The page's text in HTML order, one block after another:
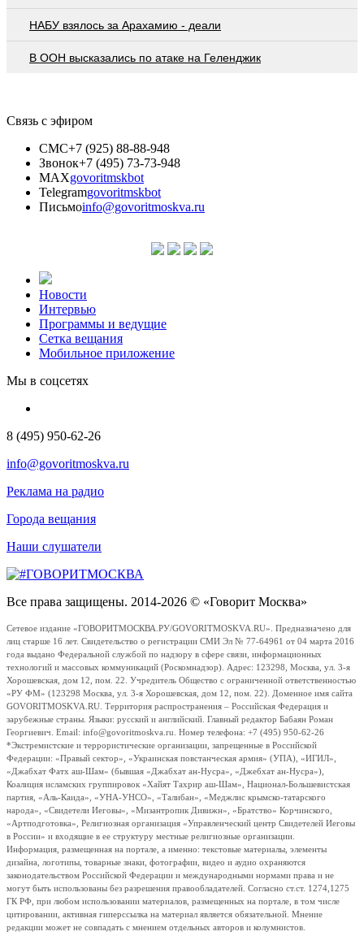
НАБУ взялось за Арахамию - деали
В ООН высказались по атаке на Геленджик
Связь с эфиром
СМС+7 (925) 88-88-948
Звонок+7 (495) 73-73-948
MAXgovoritmskbot
Telegramgovoritmskbot
Письмоinfo@govoritmoskva.ru
Новости
Интервью
Программы и ведущие
Сетка вещания
Мобильное приложение
Мы в соцсетях
8 (495) 950-62-26
info@govoritmoskva.ru
Реклама на радио
Города вещания
Наши слушатели
Все права защищены. 2014-2026 © «Говорит Москва»
Сетевое издание «ГОВОРИТМОСКВА.РУ/GOVORITMOSKVA.RU». Предназначено для
лиц старше 16 лет. Свидетельство о регистрации СМИ Эл № 77-64961 от 04 марта 2016
года выдано Федеральной службой по надзору в сфере связи, информационных
технологий и массовых коммуникаций (Роскомнадзор). Адрес: 123298, Москва, ул. 3-я
Хорошевская, дом 12, пом. 22. Учредитель Общество с ограниченной ответственностью
«РУ ФМ» (123298 Москва, ул. 3-я Хорошевская, дом 12, пом. 22). Доменное имя сайта
GOVORITMOSKVA.RU. Территория распространения – Российская Федерация и
зарубежные страны. Языки: русский и английский. Главный редактор Бабаян Роман
Георгиевич. Email: info@govoritmoskva.ru. Номер телефона: +7 (495) 950-62-26
*Экстремистские и террористические организации, запрещенные в Российской
Федерации: «Правый сектор», «Украинская повстанческая армия» (УПА), «ИГИЛ»,
«Джабхат Фатх аш-Шам» (бывшая «Джабхат ан-Нусра», «Джебхат ан-Нусра»),
Коалиция исламских группировок «Хайят Тахрир аш-Шам», Национал-Большевистская
партия, «Аль-Каида», «УНА-УНСО», «Талибан», «Меджлис крымско-татарского
народа», «Свидетели Иеговы», «Мизантропик Дивижн», «Братство» Корчинского,
«Артподготовка», Религиозная организация «Управленческий центр Свидетелей Иеговы
в России» и входящие в ее структуру местные религиозные организации.
Информация, размещенная на портале, а именно: текстовые материалы, элементы
дизайна, логотипы, товарные знаки, фотографии, видео и аудио охраняются
законодательством Российской Федерации и международными нормами права и не
могут быть использованы без разрешения правообладателей. Согласно ст.ст. 1274,1275
ГК РФ, при любом использовании материалов, размещенных на портале, в том числе
цитировании, активная гиперссылка на материал является обязательной. Мнение
редакции может не совпадать с мнением отдельных авторов и колумнистов.